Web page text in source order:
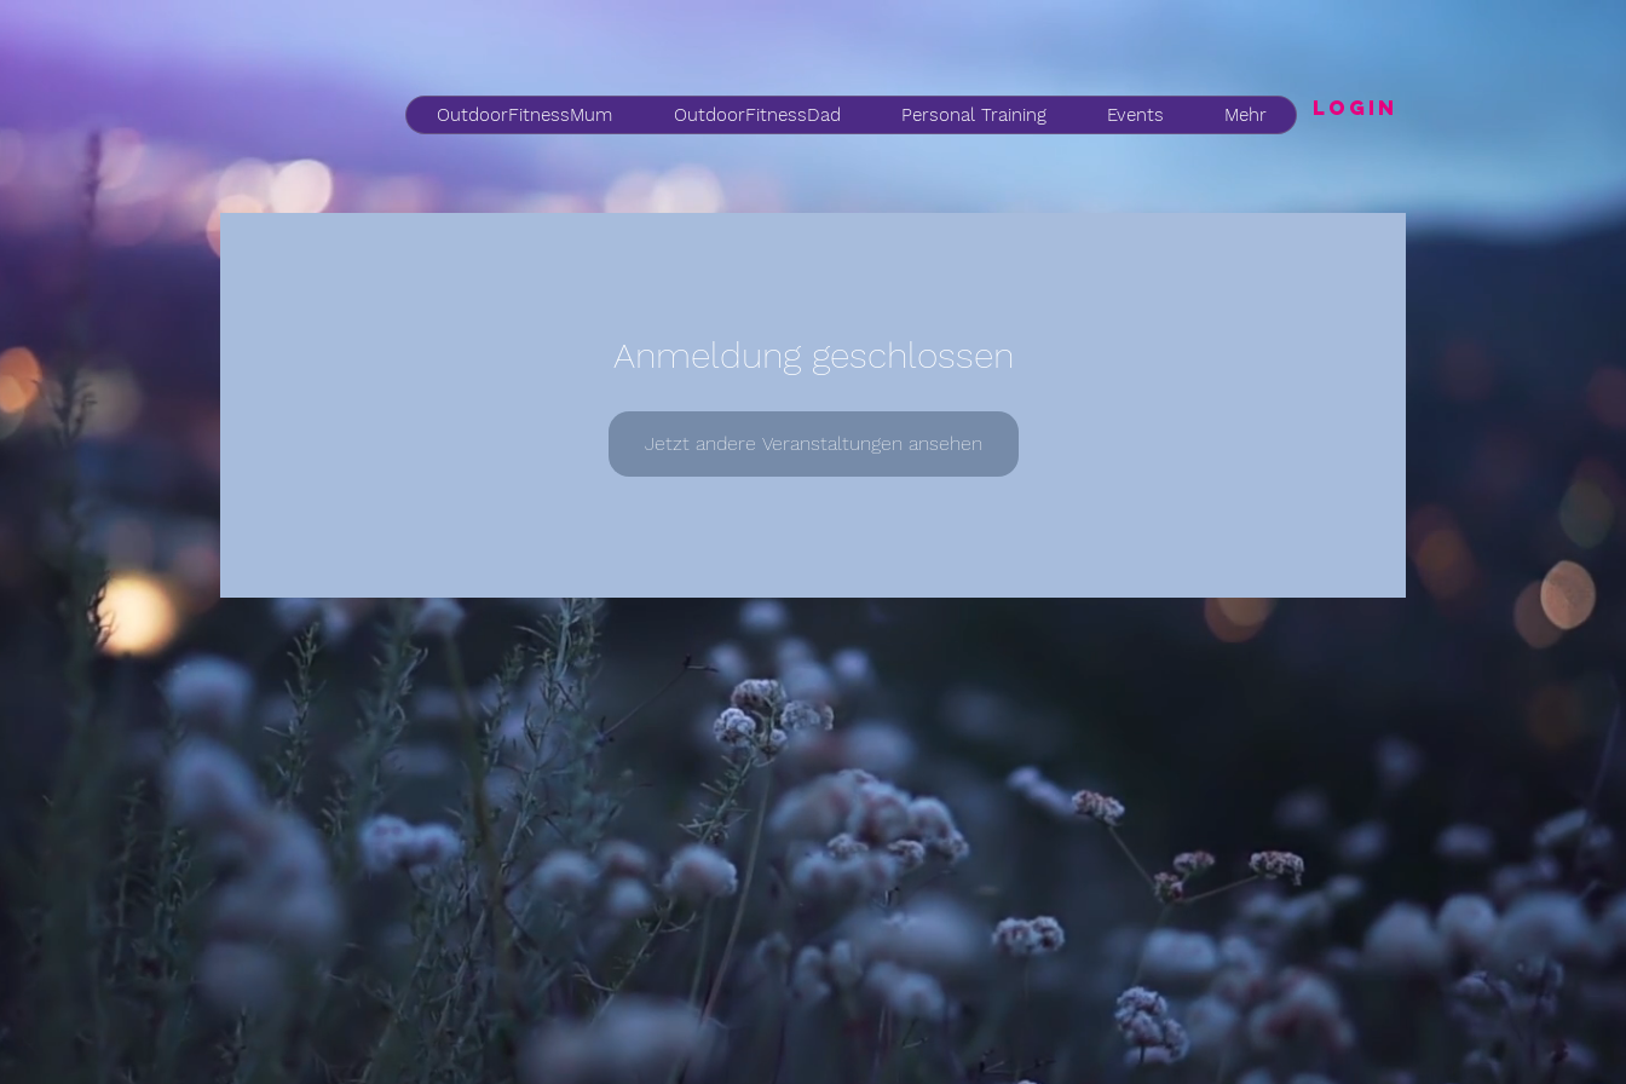
OutdoorFitnessMum OutdoorFitnessDad Personal Training Events Mehr LogIN
Anmeldung geschlossen
Jetzt andere Veranstaltungen ansehen